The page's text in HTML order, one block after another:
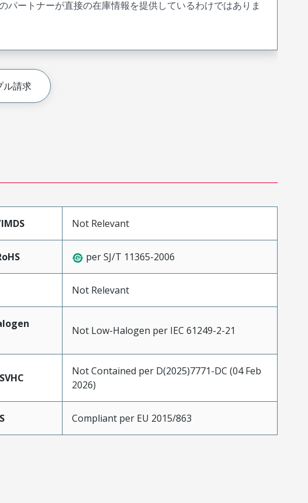
パートナーが直接の在庫情報を提供しているわけではありま
ル請求
Not Relevant
per SJ/T 11365-2006
Not Relevant
Not Low-Halogen per IEC 61249-2-21
Not Contained per D(2025)7771-DC (04 Feb
2026)
Compliant per EU 2015/863